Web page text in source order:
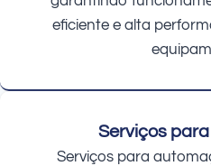
eficiente e alta
Serviços
Serviços para